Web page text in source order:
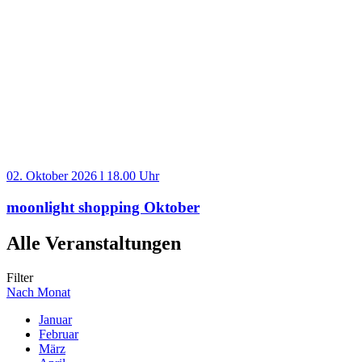
02. Oktober 2026 l 18.00 Uhr
moonlight shopping Oktober
Alle Veranstaltungen
Filter
Nach Monat
Januar
Februar
März